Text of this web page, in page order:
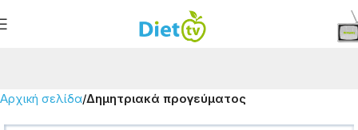
Αρχική σελίδα Δημητριακά προγεύματος